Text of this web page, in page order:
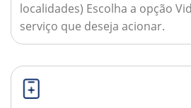
localidades) Escolha a opção
serviço que deseja acionar.